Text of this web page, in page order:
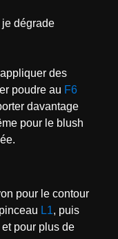
dégrade
des
poudre au F6
davantage
pour le blush
pour le contour
L1, puis
pour plus de